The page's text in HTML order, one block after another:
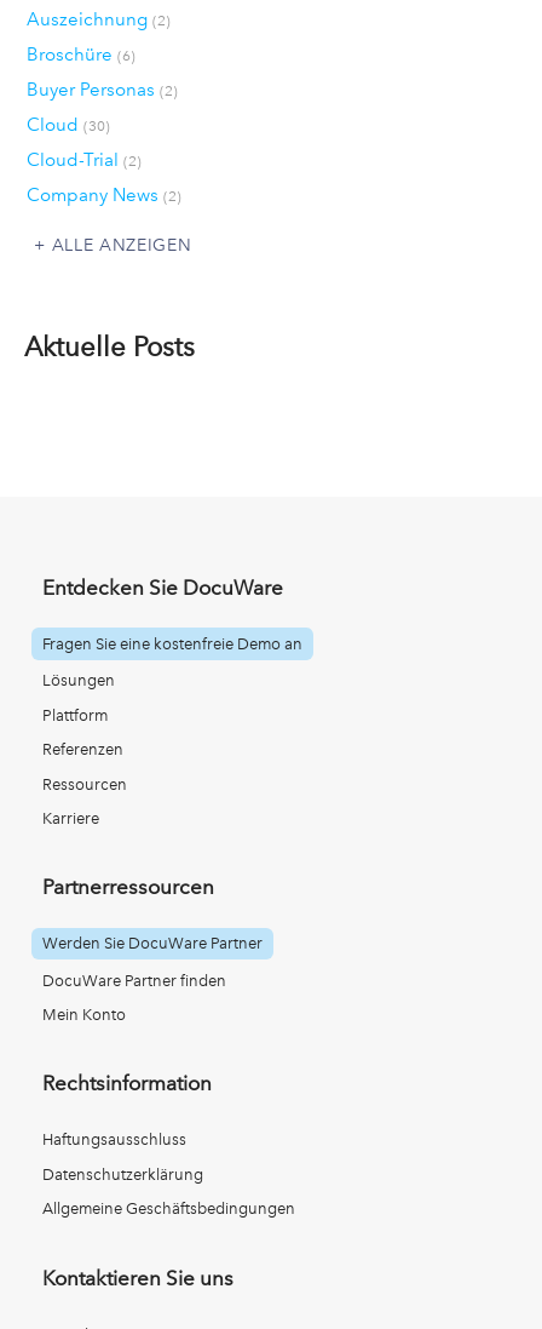
Auszeichnung (2)
Broschüre (6)
Buyer Personas (2)
Cloud (30)
Cloud-Trial (2)
Company News (2)
ALLE ANZEIGEN
Aktuelle Posts
Entdecken Sie DocuWare
Fragen Sie eine kostenfreie Demo an
Lösungen
Plattform
Referenzen
Ressourcen
Karriere
Partnerressourcen
Werden Sie DocuWare Partner
DocuWare Partner finden
Mein Konto
Rechtsinformation
Haftungsausschluss
Datenschutzerklärung
Allgemeine Geschäftsbedingungen
Kontaktieren Sie uns